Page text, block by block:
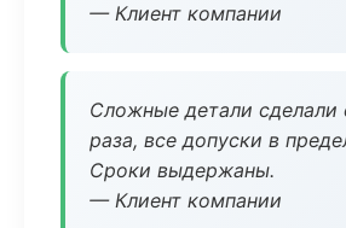
— Клиент компании
Сложные детали сделали
раза, все допуски в
Сроки выдержаны.
— Клиент компании